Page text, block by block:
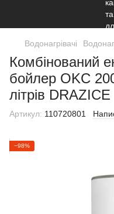
Водонагрівачі
Комбінований
бойлер OKC
літрів DRAZICE
Артикул: 110720801
−98%